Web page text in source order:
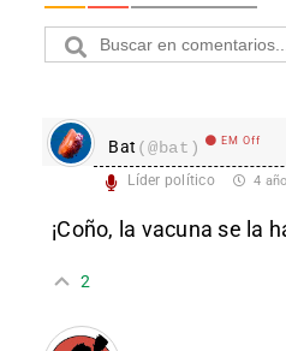
Bat (@bat) EM Off
Líder político 4
¡Coño, la vacuna se la
2